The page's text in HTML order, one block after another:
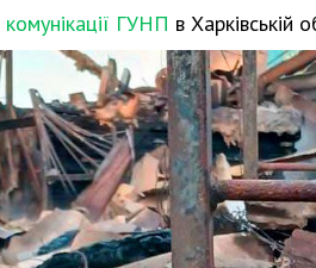
ГУНП в Харківській